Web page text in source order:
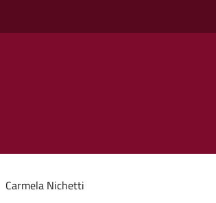
Carmela Nichetti